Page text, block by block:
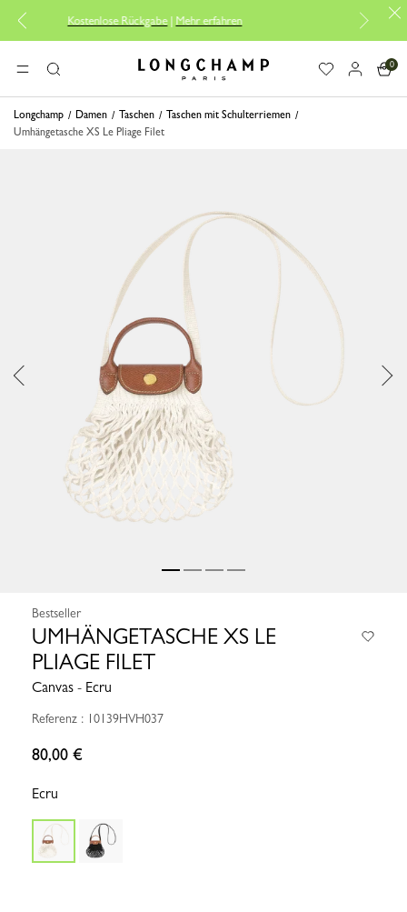
Kostenlose Rückgabe|Mehr erfahren
MENÜSuche Longchamp - Home
0
Longchamp Damen Taschen
Taschen mit Schulterriemen
Umhängetasche XS Le Pliage Filet
Bestseller
UMHÄNGETASCHE XS LE
PLIAGE FILET
Canvas - Ecru
Referenz : 10139HVH037
80,00 €
Ecru